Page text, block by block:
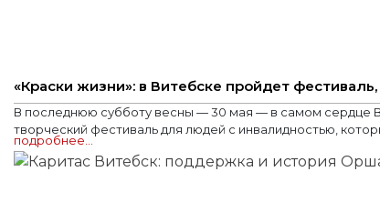
«Краски жизни»: в Витебске пройдет
В последнюю субботу весны — 30 мая — в самом сердце
творческий фестиваль для людей с инвалидностью,
подробнее…